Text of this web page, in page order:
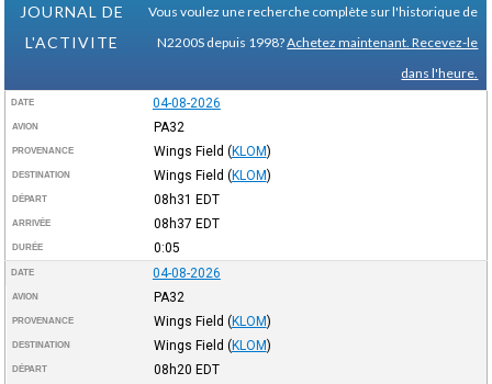
JOURNAL DE
L'ACTIVITE
Vous voulez une recherche complète sur l'historique de
N2200S depuis 1998?Achetez maintenant. Recevez-le
dans l'heure.
DATE 04-08-2026
AVION PA32
PROVENANCE Wings Field (KLOM)
DESTINATION Wings Field (KLOM)
DÉPART 08h31 EDT
ARRIVÉE 08h37 EDT
DURÉE 0:05
DATE 04-08-2026
AVION PA32
PROVENANCE Wings Field (KLOM)
DESTINATION Wings Field (KLOM)
DÉPART 08h20 EDT